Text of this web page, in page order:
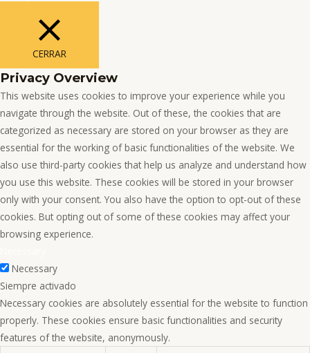
CERRAR
Privacy Overview
This website uses cookies to improve your experience while you
navigate through the website. Out of these, the cookies that are
categorized as necessary are stored on your browser as they are
essential for the working of basic functionalities of the website. We
also use third-party cookies that help us analyze and understand how
you use this website. These cookies will be stored in your browser
only with your consent. You also have the option to opt-out of these
cookies. But opting out of some of these cookies may affect your
browsing experience.
Necessary
Siempre activado
Necessary cookies are absolutely essential for the website to function
properly. These cookies ensure basic functionalities and security
features of the website, anonymously.